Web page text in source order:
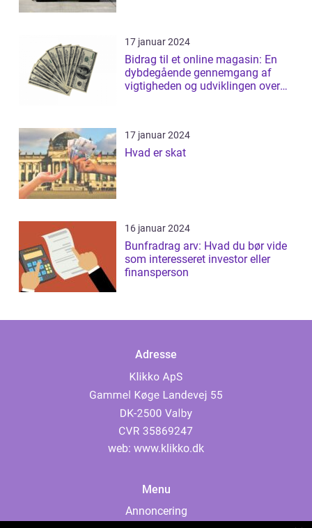
17 januar 2024
Bidrag til et online magasin: En
dybdegående gennemgang af
vigtigheden og udviklingen over
17 januar 2024
Hvad er skat
16 januar 2024
Bunfradrag arv: Hvad du bør vide
som interesseret investor eller
finansperson
Adresse
web: www.klikko.dk
Menu
Annoncering